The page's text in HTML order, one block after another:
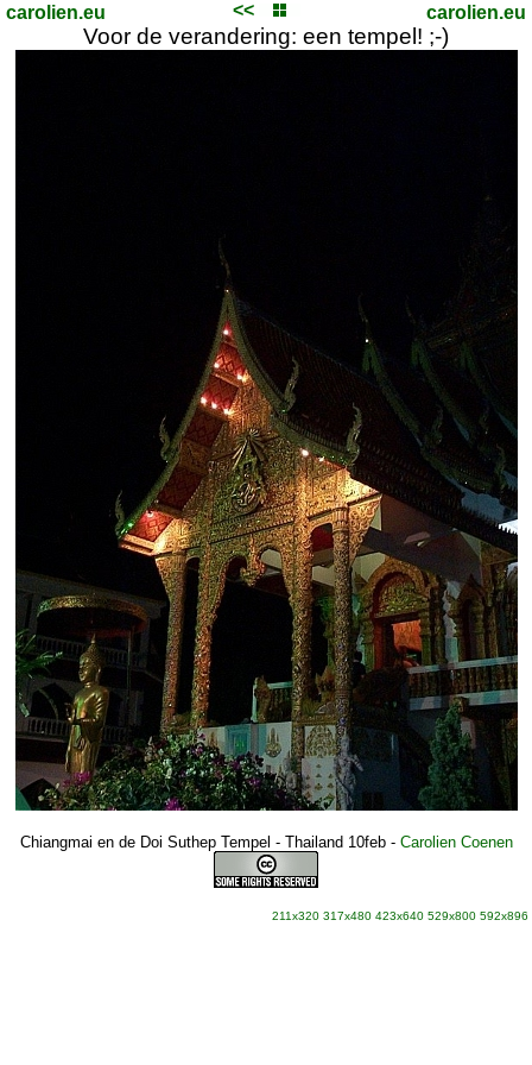
carolien.eu << carolien.eu
Voor de verandering: een tempel! ;-)
Chiangmai en de Doi Suthep Tempel - Thailand 10feb- Carolien Coenen
211x320 317x480 423x640 529x800 592x896